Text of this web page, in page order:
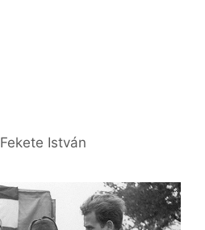
Fekete István